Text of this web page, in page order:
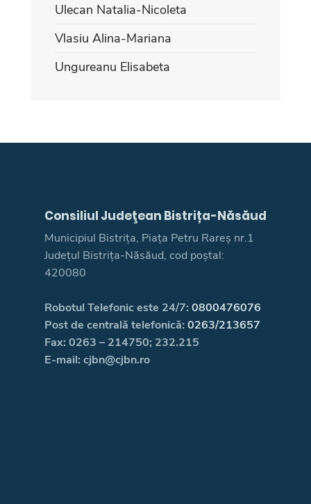
Ulecan Natalia-Nicoleta
Vlasiu Alina-Mariana
Ungureanu Elisabeta
Consiliul Judeţean Bistrița-Năsăud
Municipiul Bistrița, Piața Petru Rareș nr.1
Județul Bistrița-Năsăud, cod poștal:
420080
Robotul Telefonic este 24/7: 0800476076
Post de centrală telefonică: 0263/213657
Fax: 0263 – 214750; 232.215
E-mail: cjbn@cjbn.ro